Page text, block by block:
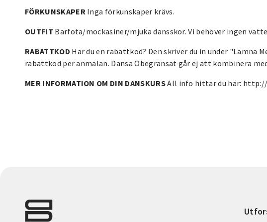
FÖRKUNSKAPER Inga förkunskaper krävs.
OUTFIT Barfota/mockasiner/mjuka dansskor. Vi behöver ingen
RABATTKOD Har du en rabattkod? Den skriver du in under "Lämna
rabattkod per anmälan. Dansa Obegränsat går ej att kombinera
MER INFORMATION OM DIN DANSKURSAll info hittar du här: http://